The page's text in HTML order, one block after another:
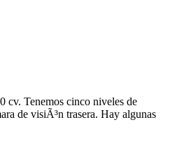
cv. Tenemos cinco niveles de
de visiÃ³n trasera. Hay algunas